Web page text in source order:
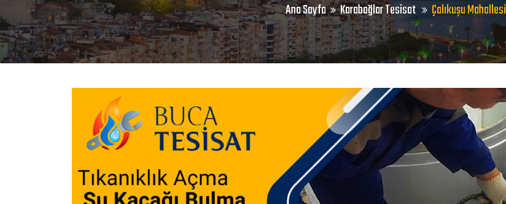
Ana Sayfa Karabağlar Tesisat Çalıkuşu